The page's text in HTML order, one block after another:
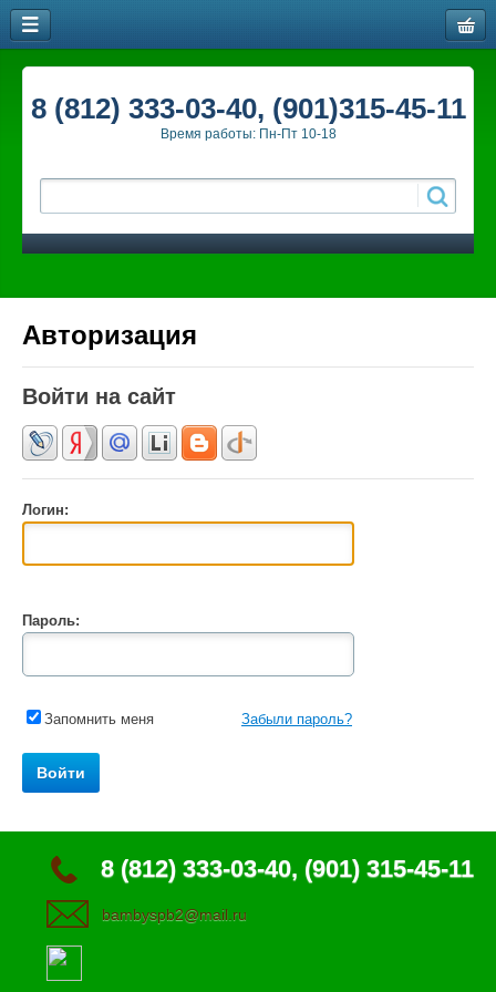
8 (812) 333-03-40, (901)315-45-11
Время работы: Пн-Пт 10-18
Авторизация
Войти на сайт
Логин:
Пароль:
Запомнить меня Забыли пароль?
8 (812) 333-03-40, (901) 315-45-11
bambyspb2@mail.ru